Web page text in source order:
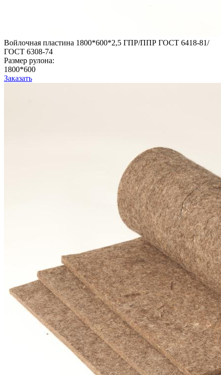
Войлочная пластина 1800*600*2,5 ГПР/ППР ГОСТ 6418-81/
ГОСТ 6308-74
Размер рулона:
1800*600
Заказать